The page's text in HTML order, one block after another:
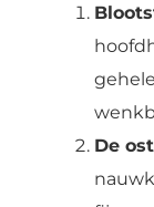
De